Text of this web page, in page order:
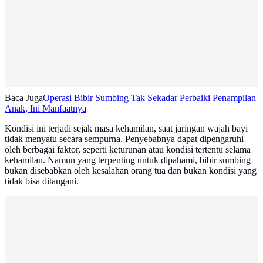
Baca JugaOperasi Bibir Sumbing Tak Sekadar Perbaiki Penampilan
Anak, Ini Manfaatnya
Kondisi ini terjadi sejak masa kehamilan, saat jaringan wajah bayi
tidak menyatu secara sempurna. Penyebabnya dapat dipengaruhi
oleh berbagai faktor, seperti keturunan atau kondisi tertentu selama
kehamilan. Namun yang terpenting untuk dipahami, bibir sumbing
bukan disebabkan oleh kesalahan orang tua dan bukan kondisi yang
tidak bisa ditangani.